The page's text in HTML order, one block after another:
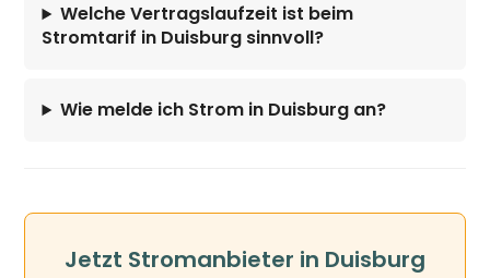
Welche Vertragslaufzeit ist beim
Stromtarif in Duisburg sinnvoll?
Wie melde ich Strom in Duisburg an?
Jetzt Stromanbieter in Duisburg